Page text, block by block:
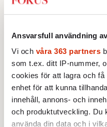
Ansvarsfull användning
Vi och våra 363 partners
som t.ex. ditt IP-nummer,
cookies för att lagra och
enhet för att kunna
innehåll, annons- och
och produktutveckling. Du
använda din data och i
kulturvärlden,
rapporteras
jobbet därför att de
Många kända namn
valt att gå i exil i
och Polen.
stängts ner. Nu
Tut.by, en nyhets-